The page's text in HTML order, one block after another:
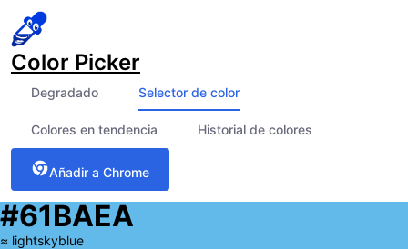
Color Picker
Degradado Selector de color
Colores en tendencia Historial de colores
Añadir a Chrome
#61BAEA
≈ lightskyblue